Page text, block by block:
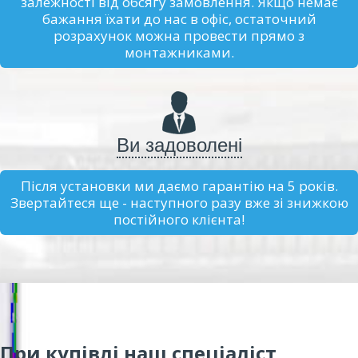
бажання їхати до нас в офіс, остаточний
розрахунок можна провести прямо з
монтажниками.
Ви задоволені
Після установки ми даємо гарантію на 5 років.
Звертайтеся ще - наступного разу вже зі знижкою
постійного клієнта!